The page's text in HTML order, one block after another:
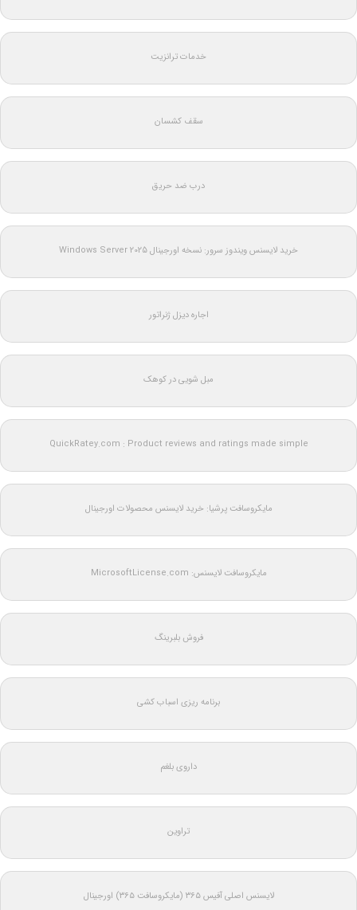
خدمات ترانزیت
سقف کشسان
درب ضد حریق
خرید لایسنس ویندوز سرور: نسخه اورجینال Windows Server 2025
اجاره دیزل ژنراتور
مبل شویی در کوهک
QuickRatey.com : Product reviews and ratings made simple
مایکروسافت پرشیا: خرید لایسنس محصولات اورجینال
مایکروسافت لایسنس: MicrosoftLicense.com
فروش بلبرینگ
برنامه ریزی اسباب کشی
داروی بلغم
تراوین
لایسنس اصلی آفیس ۳۶۵ (مایکروسافت ۳۶۵) اورجینال